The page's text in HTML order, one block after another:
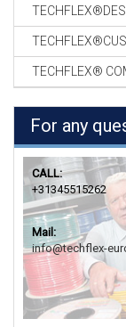
TECHFLEX®
For any
CALL:
+31345515262
Mail:
info@techflex-